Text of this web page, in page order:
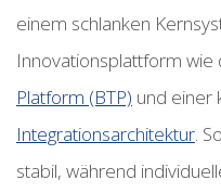
einem schlanken
Innovationsplattform wie
Platform (BTP) und einer
Integrationsarchitektur.
stabil, während